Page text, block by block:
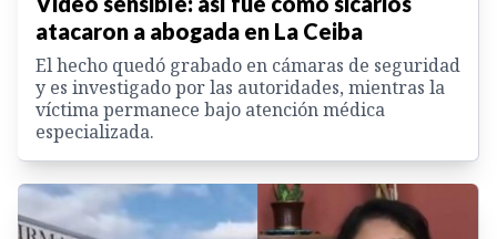
atacaron a abogada en La Ceiba
El hecho quedó grabado en cámaras de seguridad
y es investigado por las autoridades, mientras la
víctima permanece bajo atención médica
especializada.